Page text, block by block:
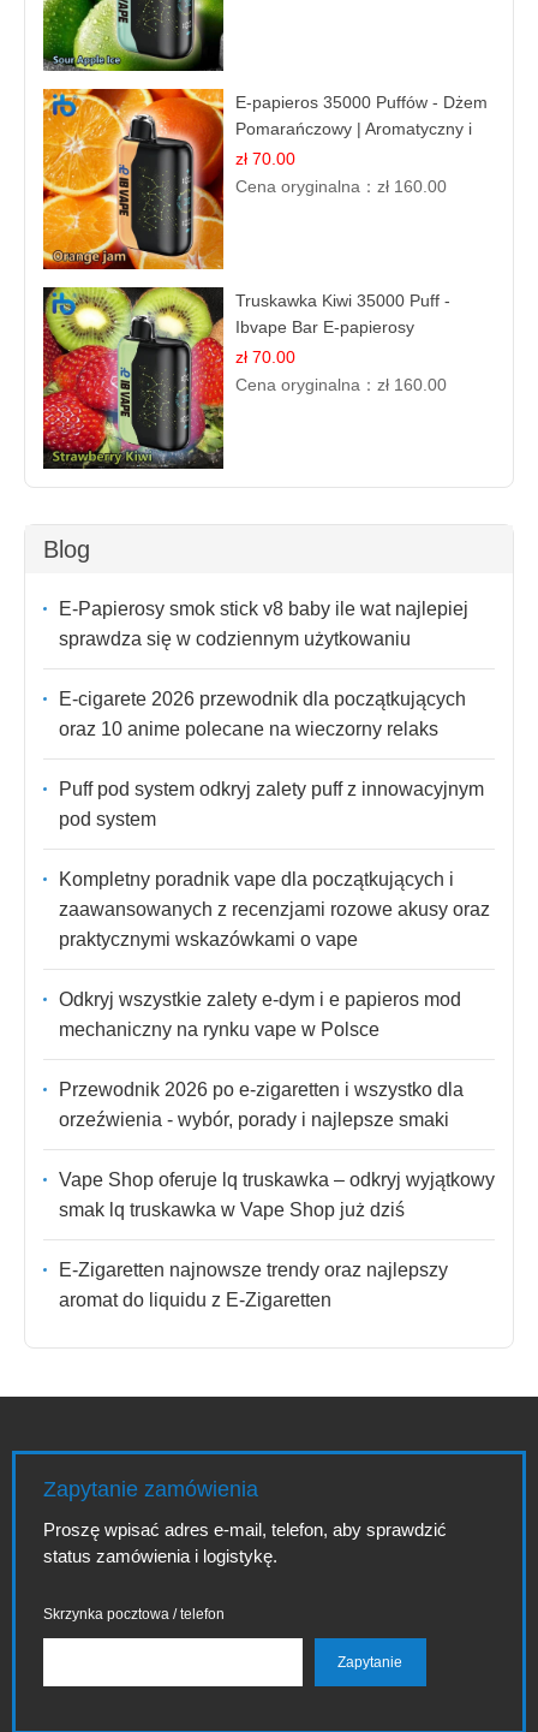
E-papieros 35000 Puffów - Dżem
Pomarańczowy | Aromatyczny i
Długotrwały
zł 70.00
Cena oryginalna：zł 160.00
Truskawka Kiwi 35000 Puff -
Ibvape Bar E-papierosy
Jednorazowy
zł 70.00
Cena oryginalna：zł 160.00
Blog
E-Papierosy smok stick v8 baby ile wat najlepiej
sprawdza się w codziennym użytkowaniu
E-cigarete 2026 przewodnik dla początkujących
oraz 10 anime polecane na wieczorny relaks
Puff pod system odkryj zalety puff z innowacyjnym
pod system
Kompletny poradnik vape dla początkujących i
zaawansowanych z recenzjami rozowe akusy oraz
praktycznymi wskazówkami o vape
Odkryj wszystkie zalety e-dym i e papieros mod
mechaniczny na rynku vape w Polsce
Przewodnik 2026 po e-zigaretten i wszystko dla
orzeźwienia - wybór, porady i najlepsze smaki
Vape Shop oferuje lq truskawka – odkryj wyjątkowy
smak lq truskawka w Vape Shop już dziś
E-Zigaretten najnowsze trendy oraz najlepszy
aromat do liquidu z E-Zigaretten
Zapytanie zamówienia
Proszę wpisać adres e-mail, telefon, aby sprawdzić
status zamówienia i logistykę.
Skrzynka pocztowa / telefon